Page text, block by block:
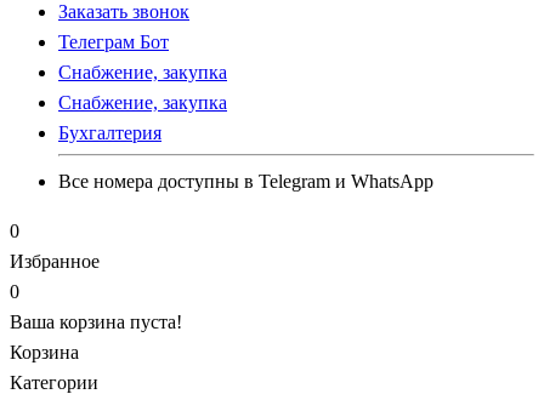
Заказать звонок
Телеграм Бот
Cнабжение, закупка
Cнабжение, закупка
Бухгалтерия
Все номера доступны в Telegram и WhatsApp
0
Избранное
0
Ваша корзина пуста!
Корзина
Категории